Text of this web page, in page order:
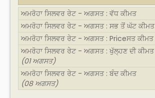
ਅਮਰੋਹਾ ਸਿਲਵਰ ਰੇਟ - ਅਗਸਤ : ਵੱਧ ਕੀਮਤ
ਅਮਰੋਹਾ ਸਿਲਵਰ ਰੇਟ - ਅਗਸਤ : ਸਭ ਤੋਂ ਘੱਟ ਕੀਮਤ
ਅਮਰੋਹਾ ਸਿਲਵਰ ਰੇਟ - ਅਗਸਤ : Priceਸਤ ਕੀਮਤ
ਅਮਰੋਹਾ ਸਿਲਵਰ ਰੇਟ - ਅਗਸਤ : ਖੁੱਲ੍ਹਣ ਦੀ ਕੀਮਤ
(01 ਅਗਸਤ)
ਅਮਰੋਹਾ ਸਿਲਵਰ ਰੇਟ - ਅਗਸਤ : ਬੰਦ ਕੀਮਤ
(08 ਅਗਸਤ)